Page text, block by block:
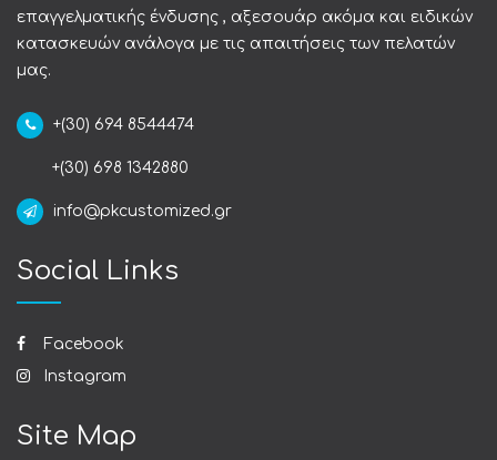
επαγγελματικής ένδυσης , αξεσουάρ ακόμα και ειδικών
κατασκευών ανάλογα με τις απαιτήσεις των πελατών
μας.
+(30) 694 8544474
+(30) 698 1342880
info@pkcustomized.gr
Social Links
Facebook
Instagram
Site Map